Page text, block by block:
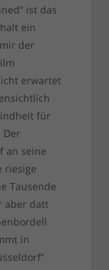
ist das
ein
der
erwartet
für
Der
an seine
riesige
Tausende
aber datt
in